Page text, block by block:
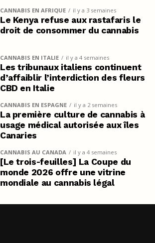
CANNABIS EN AFRIQUE il y a 3 semaines
Le Kenya refuse aux rastafaris le
droit de consommer du cannabis
CANNABIS EN ITALIE il y a 4 semaines
Les tribunaux italiens continuent
d’affaiblir l’interdiction des fleurs
CBD en Italie
CANNABIS EN ESPAGNE il y a 2 semaines
La première culture de cannabis à
usage médical autorisée aux îles
Canaries
CANNABIS AU CANADA il y a 4 semaines
[Le trois-feuilles] La Coupe du
monde 2026 offre une vitrine
mondiale au cannabis légal